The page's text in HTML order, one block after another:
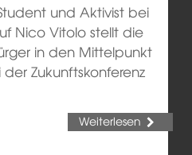
und Aktivist bei
Nico Vitolo stellt die
in den Mittelpunkt
Zukunftskonferenz
Weiterlesen